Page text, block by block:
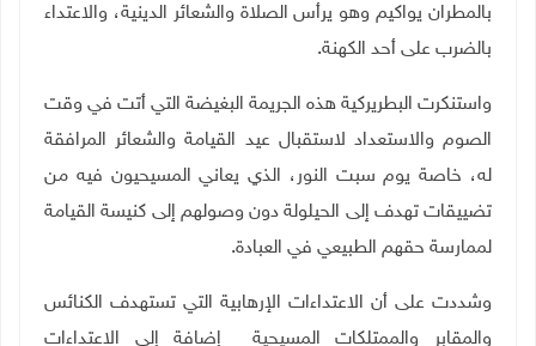
بالمطران يواكيم وهو يرأس الصلاة والشعائر الدينية، والاعتداء
بالضرب على أحد الكهنة.
واستنكرت البطريركية هذه الجريمة البغيضة التي أتت في وقت
الصوم والاستعداد لاستقبال عيد القيامة والشعائر المرافقة
له، خاصة يوم سبت النور، الذي يعاني المسيحيون فيه من
تضييقات تهدف إلى الحيلولة دون وصولهم إلى كنيسة القيامة
لممارسة حقهم الطبيعي في العبادة.
وشددت على أن الاعتداءات الإرهابية التي تستهدف الكنائس
والمقابر والممتلكات المسيحية إضافة إلى الاعتداءات